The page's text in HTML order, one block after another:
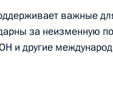
на втором
важные
за неизменную
и другие